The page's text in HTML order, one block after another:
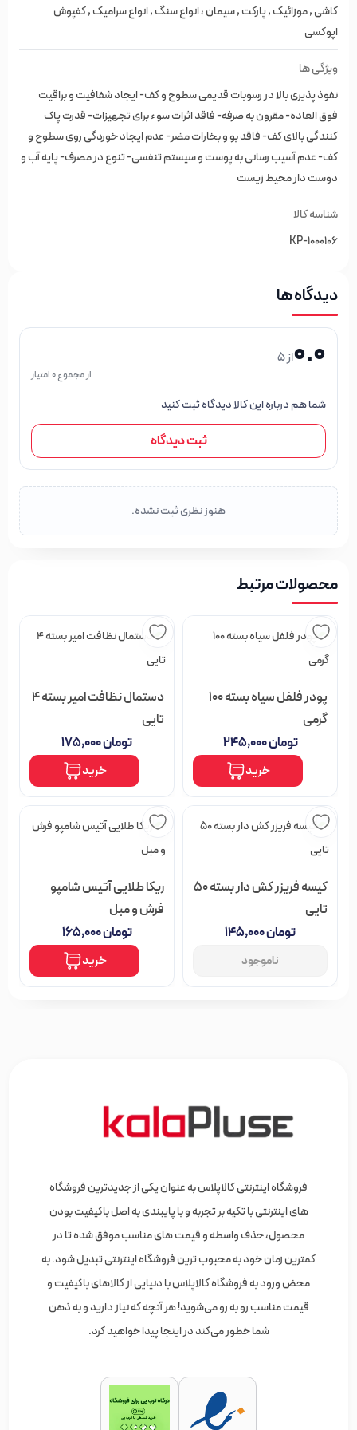
کفپوش اپوکسی
کاشی , موزائیک , پارکت , سیمان ، انواع سنگ , انواع سرامیک , کفپوش
اپوکسی
ویژگی ها
نفوذ پذیری بالا در رسوبات قدیمی سطوح و کف- ایجاد شفافیت و براقیت
فوق العاده- مقرون به صرفه- فاقد اثرات سوء برای تجهیزات- قدرت پاک
کنندگی بالای کف- فاقد بو و بخارات مضر- عدم ایجاد خوردگی روی سطوح و
کف- عدم آسیب رسانی به پوست و سیستم تنفسی- تنوع در مصرف- پایه آب و
دوست دار محیط زیست
شناسه کالا
KP-1000106
دیدگاه ها
0.0از 5
از مجموع 0 امتیاز
شما هم درباره این کالا دیدگاه ثبت کنید
ثبت دیدگاه
هنوز نظری ثبت نشده.
محصولات مرتبط
پودر فلفل سیاه بسته 100
گرمی
تومان۲۴۵,۰۰۰
خرید
دستمال نظافت امیر بسته 4
تایی
تومان
خرید
کیسه فریزر کش دار بسته 50
تایی
تومان
ناموجود
ریکا طلایی آتیس شامپو
فرش و مبل
تومان۱۶۵,۰۰۰
خرید
فروشگاه اینترنتی کالاپلاس به عنوان یکی از جدیدترین فروشگاه
های اینترنتی با تکیه بر تجربه و با پایبندی به اصل باکیفیت بودن
محصول، حذف واسطه و قیمت های مناسب موفق شده تا در
کمترین زمان خود به محبوب ترین فروشگاه اینترنتی تبدیل شود. به
محض ورود به فروشگاه کالاپلاس با دنیایی از کالاهای باکیفیت و
قیمت مناسب رو به رو می‌شوید! هر آنچه که نیاز دارید و به ذهن
شما خطور می‌کند در اینجا پیدا خواهید کرد.